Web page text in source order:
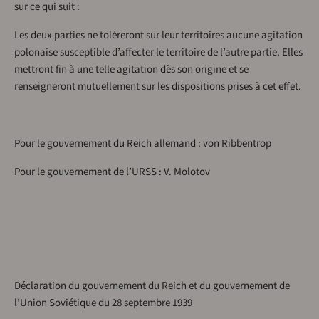
sur ce qui suit :
Les deux parties ne toléreront sur leur territoires aucune agitation
polonaise susceptible d’affecter le territoire de l’autre partie. Elles
mettront fin à une telle agitation dès son origine et se
renseigneront mutuellement sur les dispositions prises à cet effet.
Pour le gouvernement du Reich allemand : von Ribbentrop
Pour le gouvernement de l’URSS : V. Molotov
Déclaration du gouvernement du Reich et du gouvernement de
l’Union Soviétique du 28 septembre 1939